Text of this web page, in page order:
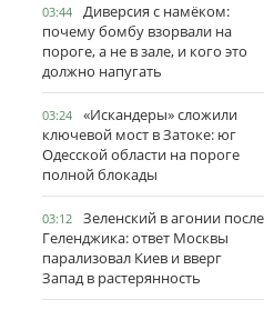
03:44
Диверсия с намёком:
почему бомбу взорвали на
пороге, а не в зале, и кого это
должно напугать
03:24
«Искандеры» сложили
ключевой мост в Затоке: юг
Одесской области на пороге
полной блокады
03:12
Зеленский в агонии после
Геленджика: ответ Москвы
парализовал Киев и вверг
Запад в растерянность